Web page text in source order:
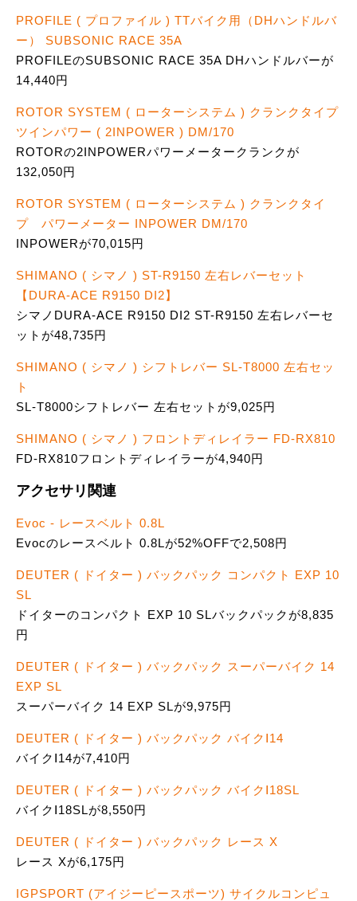
PROFILE ( プロファイル ) TTバイク用（DHハンドルバ
ー） SUBSONIC RACE 35A
PROFILEのSUBSONIC RACE 35A DHハンドルバーが
14,440円
ROTOR SYSTEM ( ローターシステム ) クランクタイプ
ツインパワー ( 2INPOWER ) DM/170
ROTORの2INPOWERパワーメータークランクが
132,050円
ROTOR SYSTEM ( ローターシステム ) クランクタイ
プ パワーメーター INPOWER DM/170
INPOWERが70,015円
SHIMANO ( シマノ ) ST-R9150 左右レバーセット
【DURA-ACE R9150 DI2】
シマノDURA-ACE R9150 DI2 ST-R9150 左右レバーセ
ットが48,735円
SHIMANO ( シマノ ) シフトレバー SL-T8000 左右セッ
ト
SL-T8000シフトレバー 左右セットが9,025円
SHIMANO ( シマノ ) フロントディレイラー FD-RX810
FD-RX810フロントディレイラーが4,940円
アクセサリ関連
Evoc - レースベルト 0.8L
Evocのレースベルト 0.8Lが52%OFFで2,508円
DEUTER ( ドイター ) バックパック コンパクト EXP 10
SL
ドイターのコンパクト EXP 10 SLバックパックが8,835
円
DEUTER ( ドイター ) バックパック スーパーバイク 14
EXP SL
スーパーバイク 14 EXP SLが9,975円
DEUTER ( ドイター ) バックパック バイクⅠ14
バイクⅠ14が7,410円
DEUTER ( ドイター ) バックパック バイクⅠ18SL
バイクⅠ18SLが8,550円
DEUTER ( ドイター ) バックパック レース X
レース Xが6,175円
IGPSPORT (アイジーピースポーツ) サイクルコンピュ